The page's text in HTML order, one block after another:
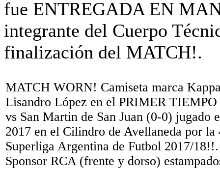
MATCH WORN! Camiseta marca
Lisandro López en el PRIMER
vs San Martin de San Juan (0-0) jugado
2017 en el Cilindro de Avellaneda por la
Superliga Argentina de Futbol 2017/
Sponsor RCA (frente y dorso)